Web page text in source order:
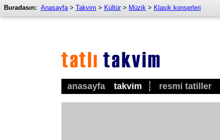
anasayfa takvim resmi tatiller
Buradasın: Anasayfa> Takvim > Kültür> Müzik > Klasik konserleri